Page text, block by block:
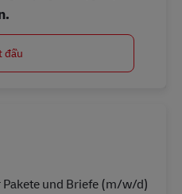
đầu
und Briefe (m/w/d)